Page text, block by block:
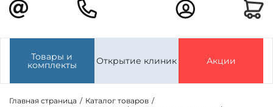
Товары и
комплекты Открытие клиник Акции
Главная страница / Каталог товаров /